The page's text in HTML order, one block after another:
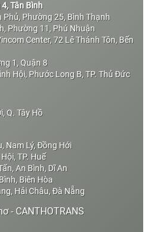
Tân Bình
Phủ, Phường 25, Bình Thạnh
Phường 11, Phú Nhuận
Center, 72 Lê Thánh Tôn, Bến
1, Quận 8
Hội, Phước Long B, TP. Thủ Đức
Q. Tây Hồ
Nam Lý, Đồng Hới
TP. Huế
An Bình, Dĩ An
Biên Hòa
Hải Châu, Đà Nẵng
- CANTHOTRANS